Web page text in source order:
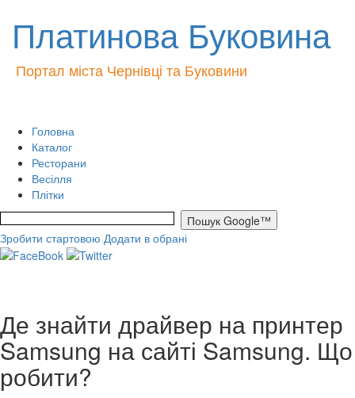
Платинова Буковина
Портал міста Чернівці та Буковини
Головна
Каталог
Ресторани
Весілля
Плітки
Зробити стартовою Додати в обрані
Де знайти драйвер на принтер
Samsung на сайті Samsung. Що
робити?